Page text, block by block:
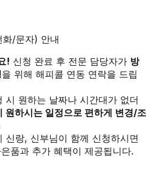
/문자) 안내
! 신청 완료 후 전문 담당자가 방
을 위해 해피콜 연동 연락을 드립
시 원하는 날짜나 시간대가 없더
원하시는 일정으로 편하게 변경/조
신랑, 신부님이 함께 신청하시면
품과 추가 혜택이 제공됩니다.